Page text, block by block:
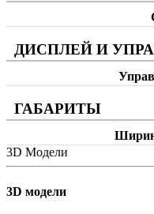
ДИСПЛЕЙ И
ГАБАРИТЫ
3D Модели
3D модели